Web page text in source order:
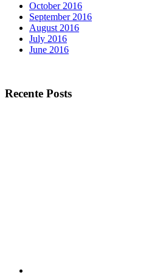
October 2016
September 2016
August 2016
July 2016
June 2016
Recente Posts